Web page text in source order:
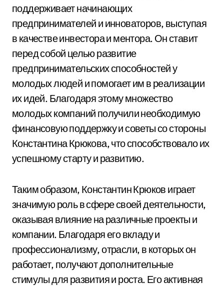
поддерживает начинающих
предпринимателей и инноваторов, выступая
в качестве инвестора и ментора. Он ставит
перед собой целью развитие
предпринимательских способностей у
молодых людей и помогает им в реализации
их идей. Благодаря этому множество
молодых компаний получили необходимую
финансовую поддержку и советы со стороны
Константина Крюкова, что способствовало их
успешному старту и развитию.
Таким образом, Константин Крюков играет
значимую роль в сфере своей деятельности,
оказывая влияние на различные проекты и
компании. Благодаря его вкладу и
профессионализму, отрасли, в которых он
работает, получают дополнительные
стимулы для развития и роста. Его активная